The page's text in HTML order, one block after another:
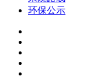
环保公示